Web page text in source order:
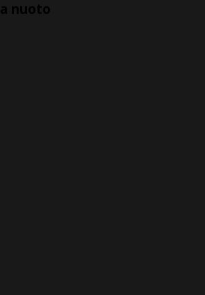
a nuoto